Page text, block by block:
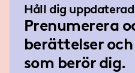
Håll dig
Prenumerera
berättelser
som berör dig.